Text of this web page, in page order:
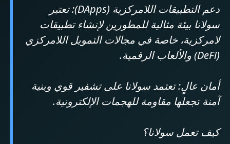
دعم التطبيقات اللامركزية (DApps): تعتبر
سولانا بيئة مثالية للمطورين لإنشاء تطبيقات
لامركزية، خاصة في مجالات التمويل اللامركزي
(DeFi) والألعاب الرقمية.
أمان عالٍ: تعتمد سولانا على تشفير قوي وبنية
آمنة تجعلها مقاومة للهجمات الإلكترونية.
كيف تعمل سولانا؟